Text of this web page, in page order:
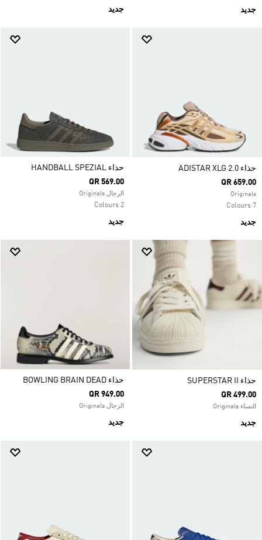
جديد جديد
حذاء ADISTAR XLG 2.0
QR 659.00
Originals
7 Colours
جديد
حذاء HANDBALL SPEZIAL
QR 569.00
الرجال Originals
2 Colours
جديد
حذاء SUPERSTAR II
QR 499.00
النساء Originals
جديد
حذاء BOWLING BRAIN DEAD
QR 949.00
الرجال Originals
جديد